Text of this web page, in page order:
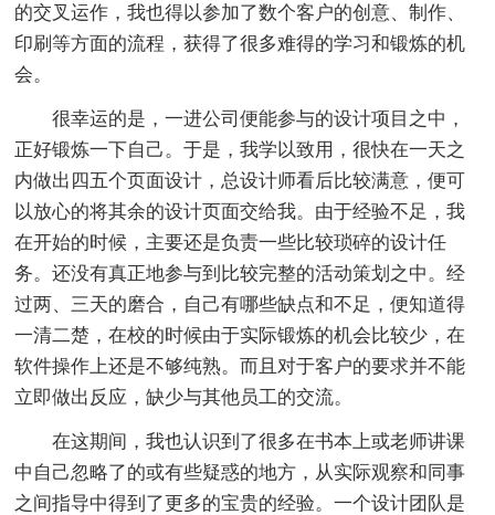
的交叉运作，我也得以参加了数个客户的创意、制作、
印刷等方面的流程，获得了很多难得的学习和锻炼的机
会。
很幸运的是，一进公司便能参与的设计项目之中，
正好锻炼一下自己。于是，我学以致用，很快在一天之
内做出四五个页面设计，总设计师看后比较满意，便可
以放心的将其余的设计页面交给我。由于经验不足，我
在开始的时候，主要还是负责一些比较琐碎的设计任
务。还没有真正地参与到比较完整的活动策划之中。经
过两、三天的磨合，自己有哪些缺点和不足，便知道得
一清二楚，在校的时候由于实际锻炼的机会比较少，在
软件操作上还是不够纯熟。而且对于客户的要求并不能
立即做出反应，缺少与其他员工的交流。
在这期间，我也认识到了很多在书本上或老师讲课
中自己忽略了的或有些疑惑的地方，从实际观察和同事
之间指导中得到了更多的宝贵的经验。一个设计团队是